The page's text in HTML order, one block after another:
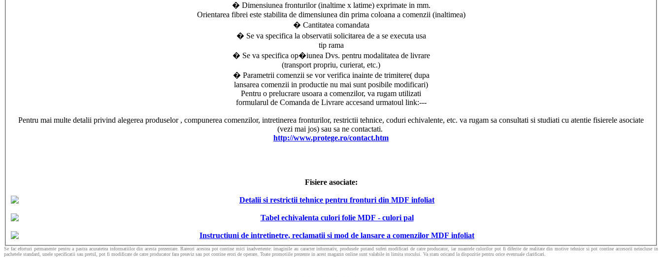
� Dimensiunea fronturilor (inaltime x latime) exprimate in mm.
Orientarea fibrei este stabilita de dimensiunea din prima coloana a comenzii (inaltimea)
� Cantitatea comandata
� Se va specifica la observatii solicitarea de a se executa usa
tip rama
� Se va specifica op�iunea Dvs. pentru modalitatea de livrare
(transport propriu, curierat, etc.)
� Parametrii comenzii se vor verifica inainte de trimitere( dupa
lansarea comenzii in productie nu mai sunt posibile modificari)
Pentru o prelucrare usoara a comenzilor, va rugam utilizati
formularul de Comanda de Livrare accesand urmatoul link:---
Pentru mai multe detalii privind alegerea produselor , compunerea comenzilor, intretinerea fronturilor, restrictii tehnice, coduri echivalente, etc. va rugam sa consultati si studiati cu atentie fisierele asociate
(vezi mai jos) sau sa ne contactati.
http://www.protege.ro/contact.htm
Fisiere asociate:
Detalii si restrictii tehnice pentru fronturi din MDF infoliat
Tabel echivalenta culori folie MDF - culori pal
Instructiuni de intretinetre, reclamatii si mod de lansare a comenzilor MDF infoliat
Se fac eforturi permanente pentru a pastra acuratetea informatiilor din acesta prezentare. Rareori acestea pot contine mici inadvertente: imaginile au caracter informativ, produsele putand suferi modificari de catre producator, iar nuantele culorilor pot fi diferite de realitate din motive tehnice si pot contine accesorii neincluse in
pachetele standard, unele specificatii sau pretul, pot fi modificate de catre producator fara preaviz sau pot contine erori de operare. Toate promotiile prezente in acest magazin online sunt valabile in limita stocului. Va stam oricand la dispozitie pentru orice eventuale clarificari.